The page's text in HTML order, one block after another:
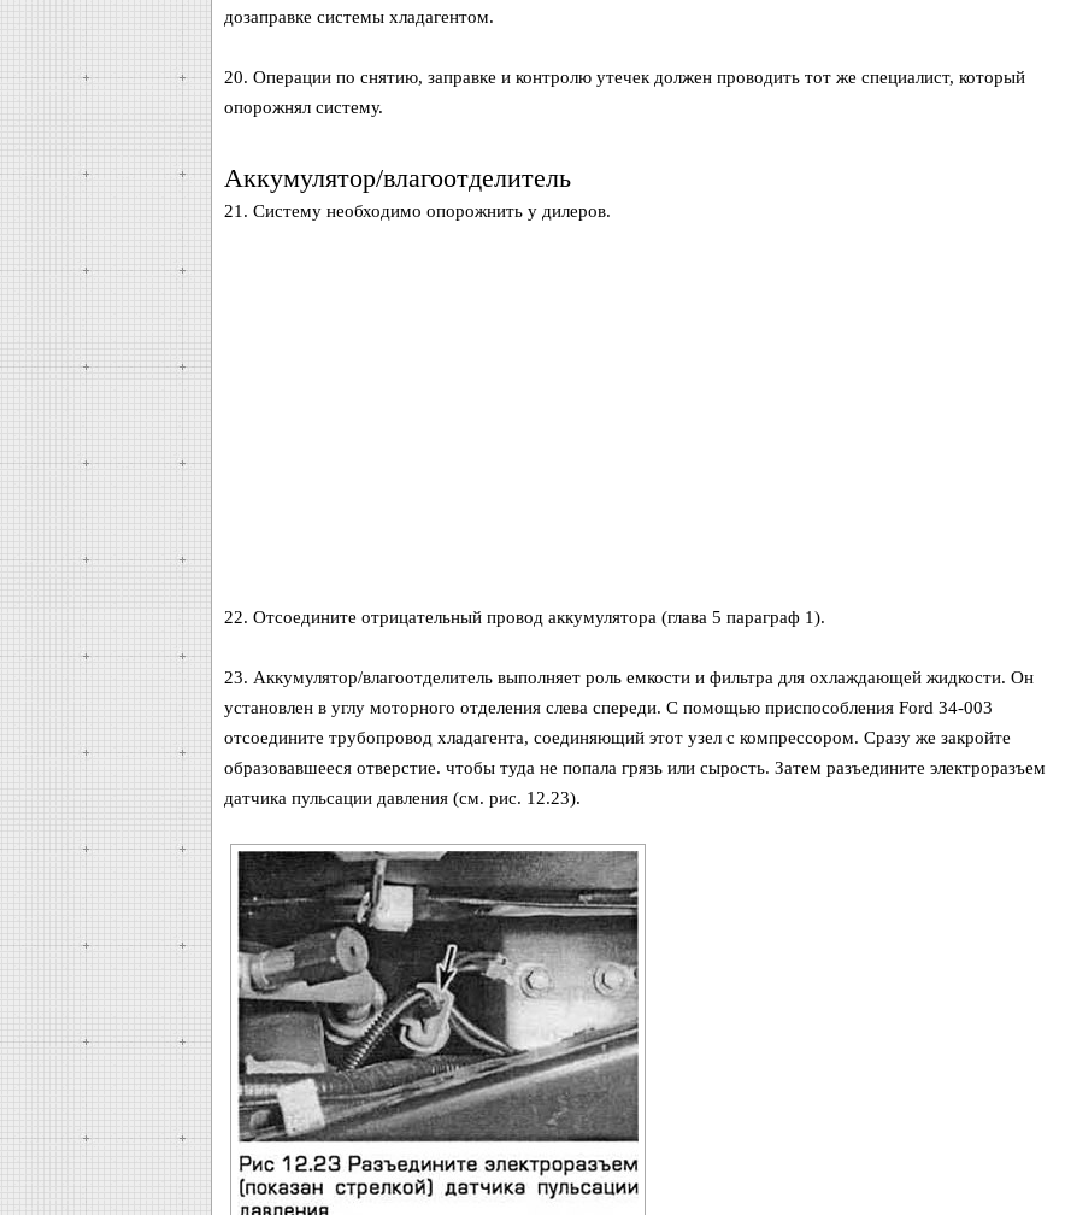
дозаправке системы хладагентом.
20. Операции по снятию, заправке и контролю утечек должен проводить тот же специалист, который
опорожнял систему.
Аккумулятор/влагоотделитель
21. Систему необходимо опорожнить у дилеров.
22. Отсоедините отрицательный провод аккумулятора (глава 5 параграф 1).
23. Аккумулятор/влагоотделитель выполняет роль емкости и фильтра для охлаждающей жидкости. Он
установлен в углу моторного отделения слева спереди. С помощью приспособления Ford 34-003
отсоедините трубопровод хладагента, соединяющий этот узел с компрессором. Сразу же закройте
образовавшееся отверстие. чтобы туда не попала грязь или сырость. Затем разъедините электроразъем
датчика пульсации давления (см. рис. 12.23).